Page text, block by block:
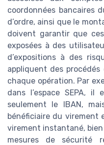
coordonnées bancaires
d’ordre, ainsi que le
doivent garantir que
exposées à des
d’expositions à des
appliquent des
chaque opération. Par
dans l’espace SEPA,
seulement le IBAN,
bénéficiaire du virement
virement instantané,
mesures de sécurité